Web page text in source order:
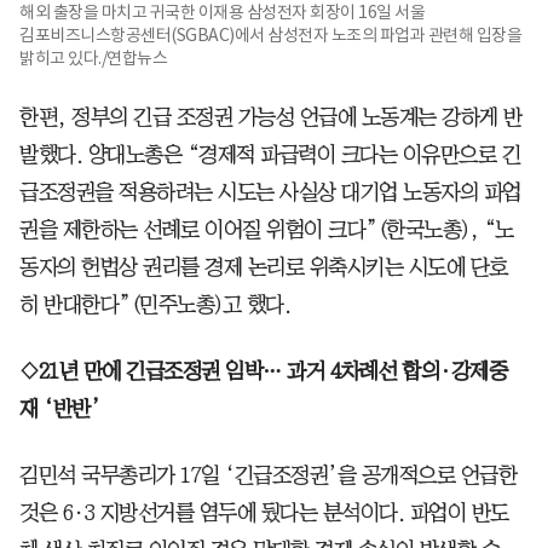
해외 출장을 마치고 귀국한 이재용 삼성전자 회장이 16일 서울
김포비즈니스항공센터(SGBAC)에서 삼성전자 노조의 파업과 관련해 입장을
밝히고 있다./연합뉴스
한편, 정부의 긴급 조정권 가능성 언급에 노동계는 강하게 반
발했다. 양대노총은 “경제적 파급력이 크다는 이유만으로 긴
급조정권을 적용하려는 시도는 사실상 대기업 노동자의 파업
권을 제한하는 선례로 이어질 위험이 크다”(한국노총), “노
동자의 헌법상 권리를 경제 논리로 위축시키는 시도에 단호
히 반대한다”(민주노총)고 했다.
◇21년 만에 긴급조정권 임박… 과거 4차례선 합의·강제중
재 ‘반반’
김민석 국무총리가 17일 ‘긴급조정권’을 공개적으로 언급한
것은 6·3 지방선거를 염두에 뒀다는 분석이다. 파업이 반도